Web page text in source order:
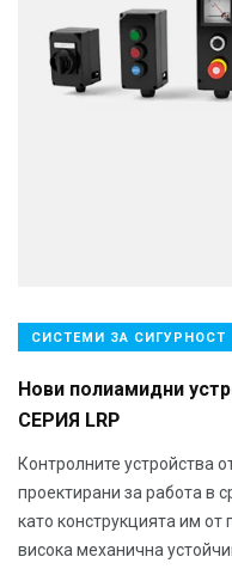
СИСТЕМИ ЗА СИГУРНОСТ
Нови полиамидни
СЕРИЯ LRP
Контролните устройства
проектирани за работа в
като конструкцията им от
висока механична